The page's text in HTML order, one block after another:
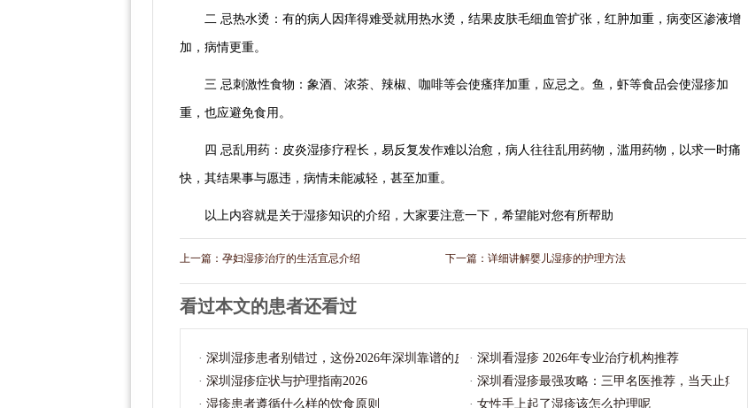
二 忌热水烫：有的病人因痒得难受就用热水烫，结果皮肤毛细血管扩张，红肿加重，病变区渗液增
加，病情更重。
三 忌刺激性食物：象酒、浓茶、辣椒、咖啡等会使瘙痒加重，应忌之。鱼，虾等食品会使湿疹加
重，也应避免食用。
四 忌乱用药：皮炎湿疹疗程长，易反复发作难以治愈，病人往往乱用药物，滥用药物，以求一时痛
快，其结果事与愿违，病情未能减轻，甚至加重。
以上内容就是关于湿疹知识的介绍，大家要注意一下，希望能对您有所帮助
上一篇： 孕妇湿疹治疗的生活宜忌介绍 下一篇： 详细讲解婴儿湿疹的护理方法
看过本文的患者还看过
· 深圳湿疹患者别错过，这份2026年深圳靠谱的皮肤科就医指南请收好
· 深圳看湿疹 2026年专业治疗机构推荐
· 深圳湿疹症状与护理指南2026 · 深圳看湿疹最强攻略：三甲名医推荐，当天止痒，
· 湿疹患者遵循什么样的饮食原则 · 女性手上起了湿疹该怎么护理呢